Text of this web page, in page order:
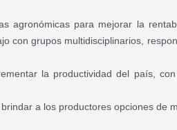
agronómicas para mejorar la
con grupos multidisciplinarios,
la productividad del país,
a los productores opciones de